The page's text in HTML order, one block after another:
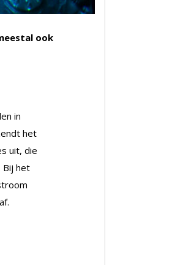
ook
in
het
uit, die
Bij het